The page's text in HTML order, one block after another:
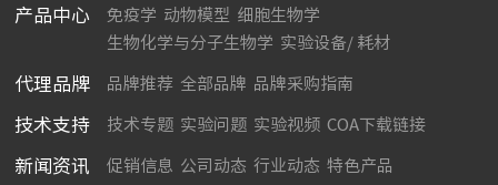
产品中心 免疫学 动物模型 细胞生物学
生物化学与分子生物学 实验设备/ 耗材
代理品牌 品牌推荐 全部品牌 品牌采购指南
技术支持 技术专题 实验问题 实验视频 COA下载链接
新闻资讯 促销信息 公司动态 行业动态 特色产品